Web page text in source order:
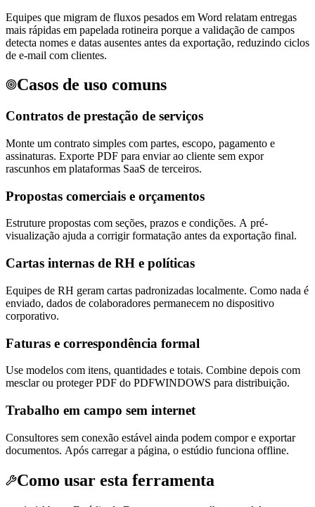
Equipes que migram de fluxos pesados em Word relatam entregas
mais rápidas em papelada rotineira porque a validação de campos
detecta nomes e datas ausentes antes da exportação, reduzindo ciclos
de e-mail com clientes.
Casos de uso comuns
Contratos de prestação de serviços
Monte um contrato simples com partes, escopo, pagamento e
assinaturas. Exporte PDF para enviar ao cliente sem expor
rascunhos em plataformas SaaS de terceiros.
Propostas comerciais e orçamentos
Estruture propostas com seções, prazos e condições. A pré-
visualização ajuda a corrigir formatação antes da exportação final.
Cartas internas de RH e políticas
Equipes de RH geram cartas padronizadas localmente. Como nada é
enviado, dados de colaboradores permanecem no dispositivo
corporativo.
Faturas e correspondência formal
Use modelos com itens, quantidades e totais. Combine depois com
mesclar ou proteger PDF do PDFWINDOWS para distribuição.
Trabalho em campo sem internet
Consultores sem conexão estável ainda podem compor e exportar
documentos. Após carregar a página, o estúdio funciona offline.
Como usar esta ferramenta